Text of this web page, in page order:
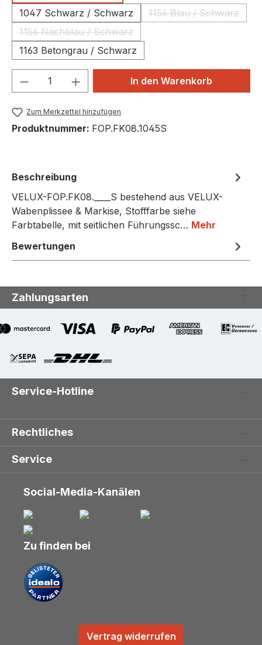
1047 Schwarz / Schwarz
1156 Blau / Schwarz
(Diese Option ist
1156 Nachblau / Schwarz
(Diese Option ist zurzeit nicht verfügbar.)
1163 Betongrau / Schwarz
Produkt Anzahl: Gib denIn den Warenkorb
Zum Merkzettel hinzufügen
Produktnummer: FOP.FK08.1045S
Beschreibung
VELUX-FOP.FK08.____S bestehend aus VELUX-
Wabenplissee & Markise, Stofffarbe siehe
Farbtabelle, mit seitlichen Führungssc… Mehr
Bewertungen
Zahlungsarten
Service-Hotline
Rechtliches
Service
Social-Media-Kanälen
Zu finden bei
Vertrag widerrufen